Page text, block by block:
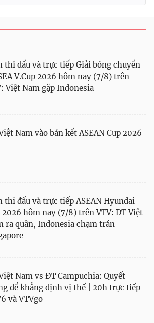
thi đấu và trực tiếp Giải bóng chuyền
V.Cup 2026 hôm nay (7/8) trên
Việt Nam gặp Indonesia
Nam vào bán kết ASEAN Cup 2026
thi đấu và trực tiếp ASEAN Hyundai
2026 hôm nay (7/8) trên VTV: ĐT Việt
ra quân, Indonesia chạm trán
Nam vs ĐT Campuchia: Quyết
để khẳng định vị thế | 20h trực tiếp
và VTVgo